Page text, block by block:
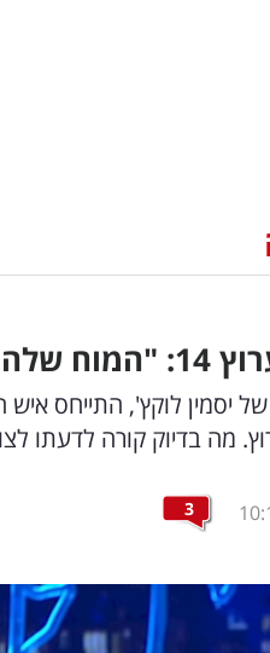
לחו"ל"
יסמין לוקץ', התייחס
מה בדיוק קורה לדעתו
3